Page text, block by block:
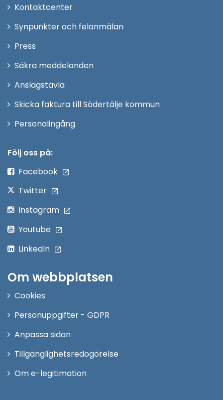
KontaktcenterÖppna
Synpunkter och felanmälan
Press
fönster
Säkra meddelanden
Anslagstavla
Skicka faktura till Södertälje kommun
PersonalingångÖppna
Följ oss på:
Facebook
Twitter
Instagram
Youtube
LinkedIn
Om webbplatsen
Cookies
Personuppgifter - GDPR
Anpassa sidan
Tillgänglighetsredogörelse
Om e-legitimation